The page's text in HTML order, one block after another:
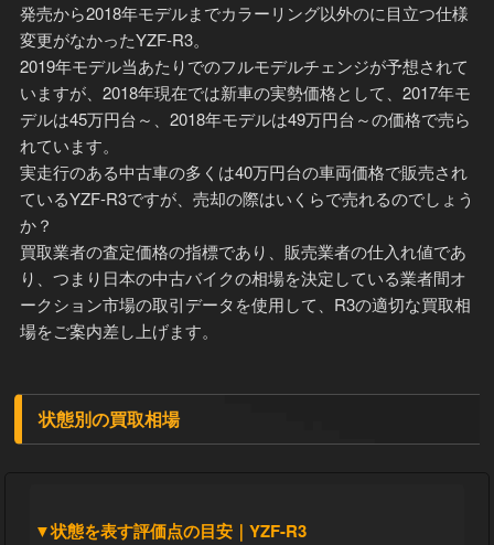
発売から2018年モデルまでカラーリング以外のに目立つ仕様
変更がなかったYZF-R3。
2019年モデル当あたりでのフルモデルチェンジが予想されて
いますが、2018年現在では新車の実勢価格として、2017年モ
デルは45万円台～、2018年モデルは49万円台～の価格で売ら
れています。
実走行のある中古車の多くは40万円台の車両価格で販売され
ているYZF-R3ですが、売却の際はいくらで売れるのでしょう
か？
買取業者の査定価格の指標であり、販売業者の仕入れ値であ
り、つまり日本の中古バイクの相場を決定している業者間オ
ークション市場の取引データを使用して、R3の適切な買取相
場をご案内差し上げます。
状態別の買取相場
▼状態を表す評価点の目安｜YZF-R3